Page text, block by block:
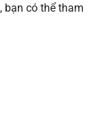
, bạn có thể tham